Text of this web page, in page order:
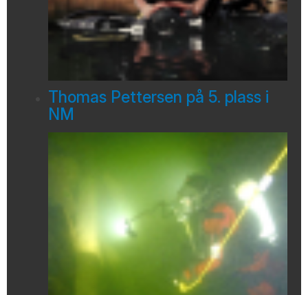
Thomas Pettersen på 5. plass i
NM